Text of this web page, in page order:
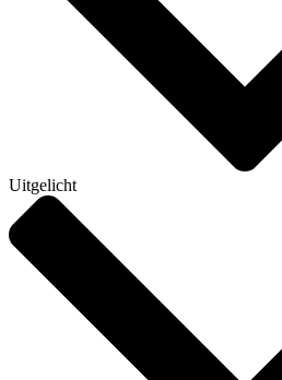
Uitgelicht